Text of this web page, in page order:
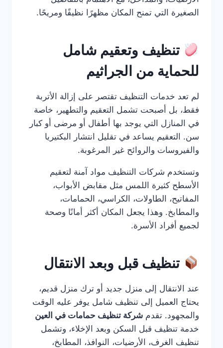
الصغيرة التي تمنح المكان مظهرًا نظيفًا ومريحًا.
تنظيف وتعقيم شامل
للحماية من الجراثيم
لم تعد خدمات التنظيف تقتصر على إزالة الأتربة
فقط، بل أصبحت تشمل التعقيم والتطهير، خاصة
في المنازل التي يوجد بها أطفال أو مرضى أو كبار
سن. التعقيم يساعد في تقليل انتشار البكتيريا
والفيروسات والروائح غير المرغوبة.
وتستخدم شركات التنظيف مواد آمنة لتعقيم
الأسطح كثيرة اللمس مثل مقابض الأبواب،
المفاتيح، الطاولات، الكراسي، الحمامات،
والمطابخ. وهذا يجعل المكان أكثر أمانًا وصحة
لجميع أفراد الأسرة.
تنظيف قبل وبعد الانتقال
عند الانتقال إلى منزل جديد أو ترك منزل قديم،
يحتاج العميل إلى تنظيف شامل يوفر عليه الوقت
والمجهود. تقدم شركة تنظيف حمامات في العين
خدمة تنظيف قبل السكن وبعد الإخلاء، وتشمل
تنظيف الغرف، الأرضيات، النوافذ، المطابخ،